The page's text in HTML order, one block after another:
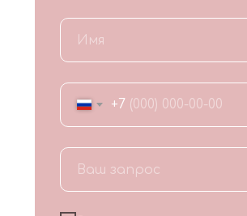
+7